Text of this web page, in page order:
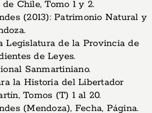
Chile, Tomo 1 y 2.
(2013): Patrimonio Natural y
Legislatura de la Provincia de
de Leyes.
Sanmartiniano.
la Historia del Libertador
Tomos (T) 1 al 20.
(Mendoza), Fecha, Página.